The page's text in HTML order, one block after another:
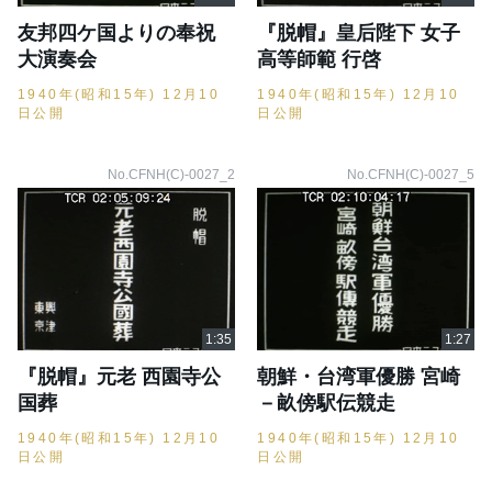
友邦四ケ国よりの奉祝
大演奏会
1940年(昭和15年) 12月10
日公開
『脱帽』皇后陛下 女子
高等師範 行啓
1940年(昭和15年) 12月10
日公開
No.CFNH(C)-0027_2
『脱帽』元老 西園寺公
国葬
1940年(昭和15年) 12月10
日公開
No.CFNH(C)-0027_5
朝鮮・台湾軍優勝 宮崎
－畝傍駅伝競走
1940年(昭和15年) 12月10
日公開